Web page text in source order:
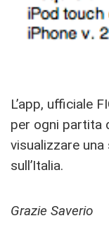
L’app, ufficiale
per ogni partita
visualizzare
sull’Italia.
Grazie Saverio